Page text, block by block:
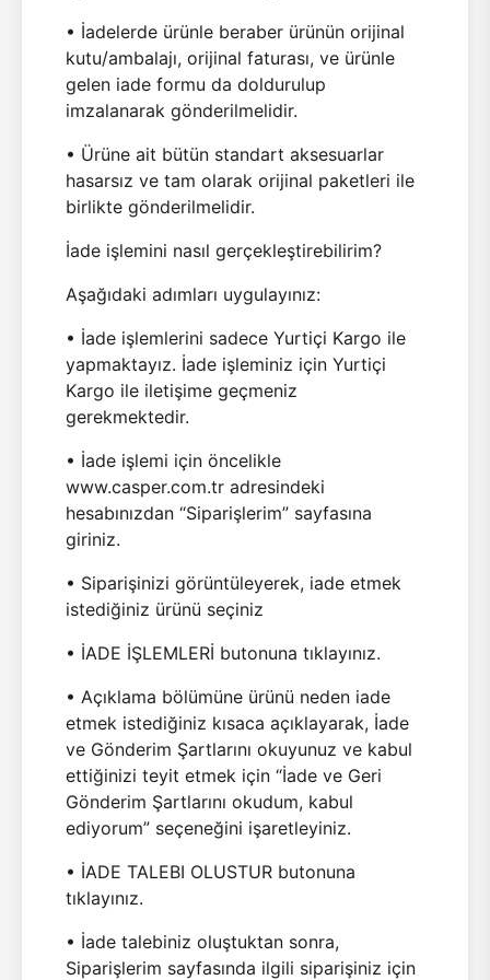
• İadelerde ürünle beraber ürünün orijinal
kutu/ambalajı, orijinal faturası, ve ürünle
gelen iade formu da doldurulup
imzalanarak gönderilmelidir.
• Ürüne ait bütün standart aksesuarlar
hasarsız ve tam olarak orijinal paketleri ile
birlikte gönderilmelidir.
İade işlemini nasıl gerçekleştirebilirim?
Aşağıdaki adımları uygulayınız:
• İade işlemlerini sadece Yurtiçi Kargo ile
yapmaktayız. İade işleminiz için Yurtiçi
Kargo ile iletişime geçmeniz
gerekmektedir.
• İade işlemi için öncelikle
www.casper.com.tr adresindeki
hesabınızdan “Siparişlerim” sayfasına
giriniz.
• Siparişinizi görüntüleyerek, iade etmek
istediğiniz ürünü seçiniz
• İADE İŞLEMLERİ butonuna tıklayınız.
• Açıklama bölümüne ürünü neden iade
etmek istediğiniz kısaca açıklayarak, İade
ve Gönderim Şartlarını okuyunuz ve kabul
ettiğinizi teyit etmek için “İade ve Geri
Gönderim Şartlarını okudum, kabul
ediyorum” seçeneğini işaretleyiniz.
• İADE TALEBI OLUSTUR butonuna
tıklayınız.
• İade talebiniz oluştuktan sonra,
Siparişlerim sayfasında ilgili siparişiniz için